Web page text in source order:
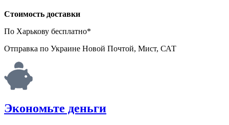
Стоимость доставки
По Харькову бесплатно*
Отправка по Украине Новой Почтой, Мист, САТ
Экономьте деньги